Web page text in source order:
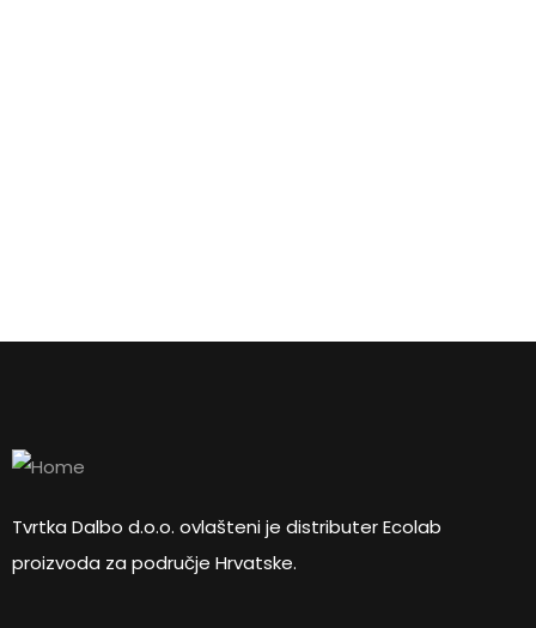
Tvrtka Dalbo d.o.o. ovlašteni je distributer Ecolab
proizvoda za područje Hrvatske.